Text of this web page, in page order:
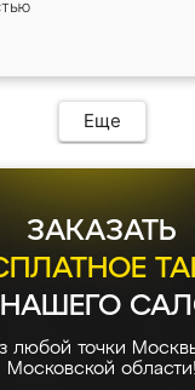
нет.
Еще
ЗАКАЗАТЬ
любой точки
Московской области!